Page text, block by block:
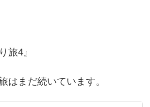
旅4』
はまだ続いています。